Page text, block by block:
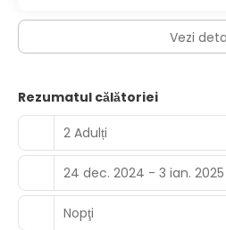
Vezi
Rezumatul călătoriei
2 Adulți
24 dec. 2024 - 3 ian. 2025
Nopţi